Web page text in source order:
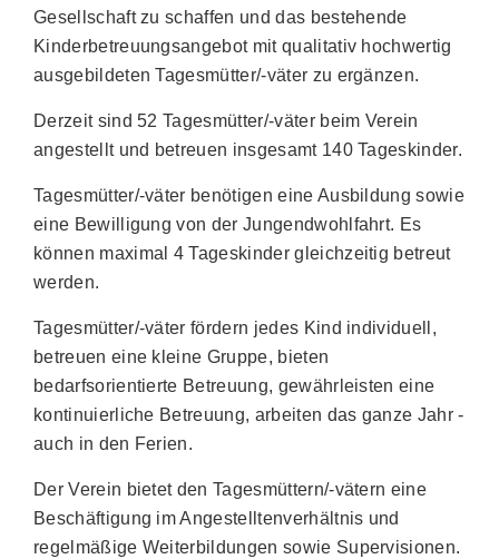
Gesellschaft zu schaffen und das bestehende
Kinderbetreuungsangebot mit qualitativ hochwertig
ausgebildeten Tagesmütter/-väter zu ergänzen.
Derzeit sind 52 Tagesmütter/-väter beim Verein
angestellt und betreuen insgesamt 140 Tageskinder.
Tagesmütter/-väter benötigen eine Ausbildung sowie
eine Bewilligung von der Jungendwohlfahrt. Es
können maximal 4 Tageskinder gleichzeitig betreut
werden.
Tagesmütter/-väter fördern jedes Kind individuell,
betreuen eine kleine Gruppe, bieten
bedarfsorientierte Betreuung, gewährleisten eine
kontinuierliche Betreuung, arbeiten das ganze Jahr -
auch in den Ferien.
Der Verein bietet den Tagesmüttern/-vätern eine
Beschäftigung im Angestelltenverhältnis und
regelmäßige Weiterbildungen sowie Supervisionen.